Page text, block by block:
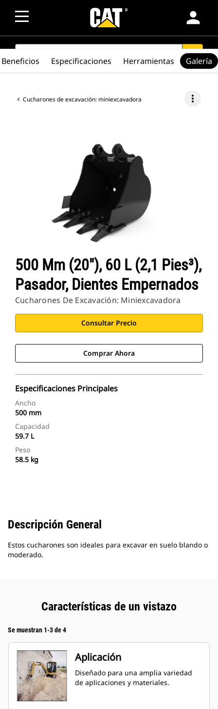
person
SEARCH search
Cucharones de excavación: miniexcavadora more_vert
500 Mm (20"), 60 L (2,1 Pies³),
Pasador, Dientes Empernados
Cucharones De Excavación: Miniexcavadora
Consultar Precio
Comprar Ahora
Especificaciones Principales
Ancho
500 mm
Capacidad
59.7 L
Peso
58.5 kg
Beneficios Especificaciones Herramientas Galería
Descripción General
Estos cucharones son ideales para excavar en suelo blando o
moderado.
Características de un vistazo
Se muestran 1-3 de 4
Aplicación
Diseñado para una amplia variedad
de aplicaciones y materiales.